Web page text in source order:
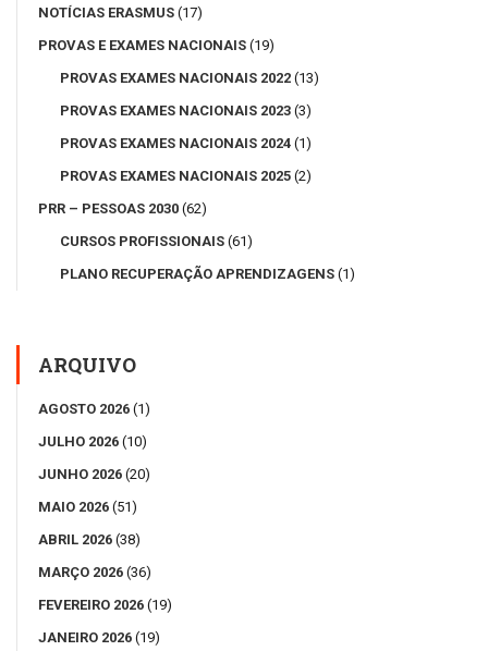
NOTÍCIAS ERASMUS (17)
PROVAS E EXAMES NACIONAIS (19)
PROVAS EXAMES NACIONAIS 2022 (13)
PROVAS EXAMES NACIONAIS 2023 (3)
PROVAS EXAMES NACIONAIS 2024 (1)
PROVAS EXAMES NACIONAIS 2025 (2)
PRR – PESSOAS 2030 (62)
CURSOS PROFISSIONAIS (61)
PLANO RECUPERAÇÃO APRENDIZAGENS (1)
ARQUIVO
AGOSTO 2026 (1)
JULHO 2026 (10)
JUNHO 2026 (20)
MAIO 2026 (51)
ABRIL 2026 (38)
MARÇO 2026 (36)
FEVEREIRO 2026 (19)
JANEIRO 2026 (19)